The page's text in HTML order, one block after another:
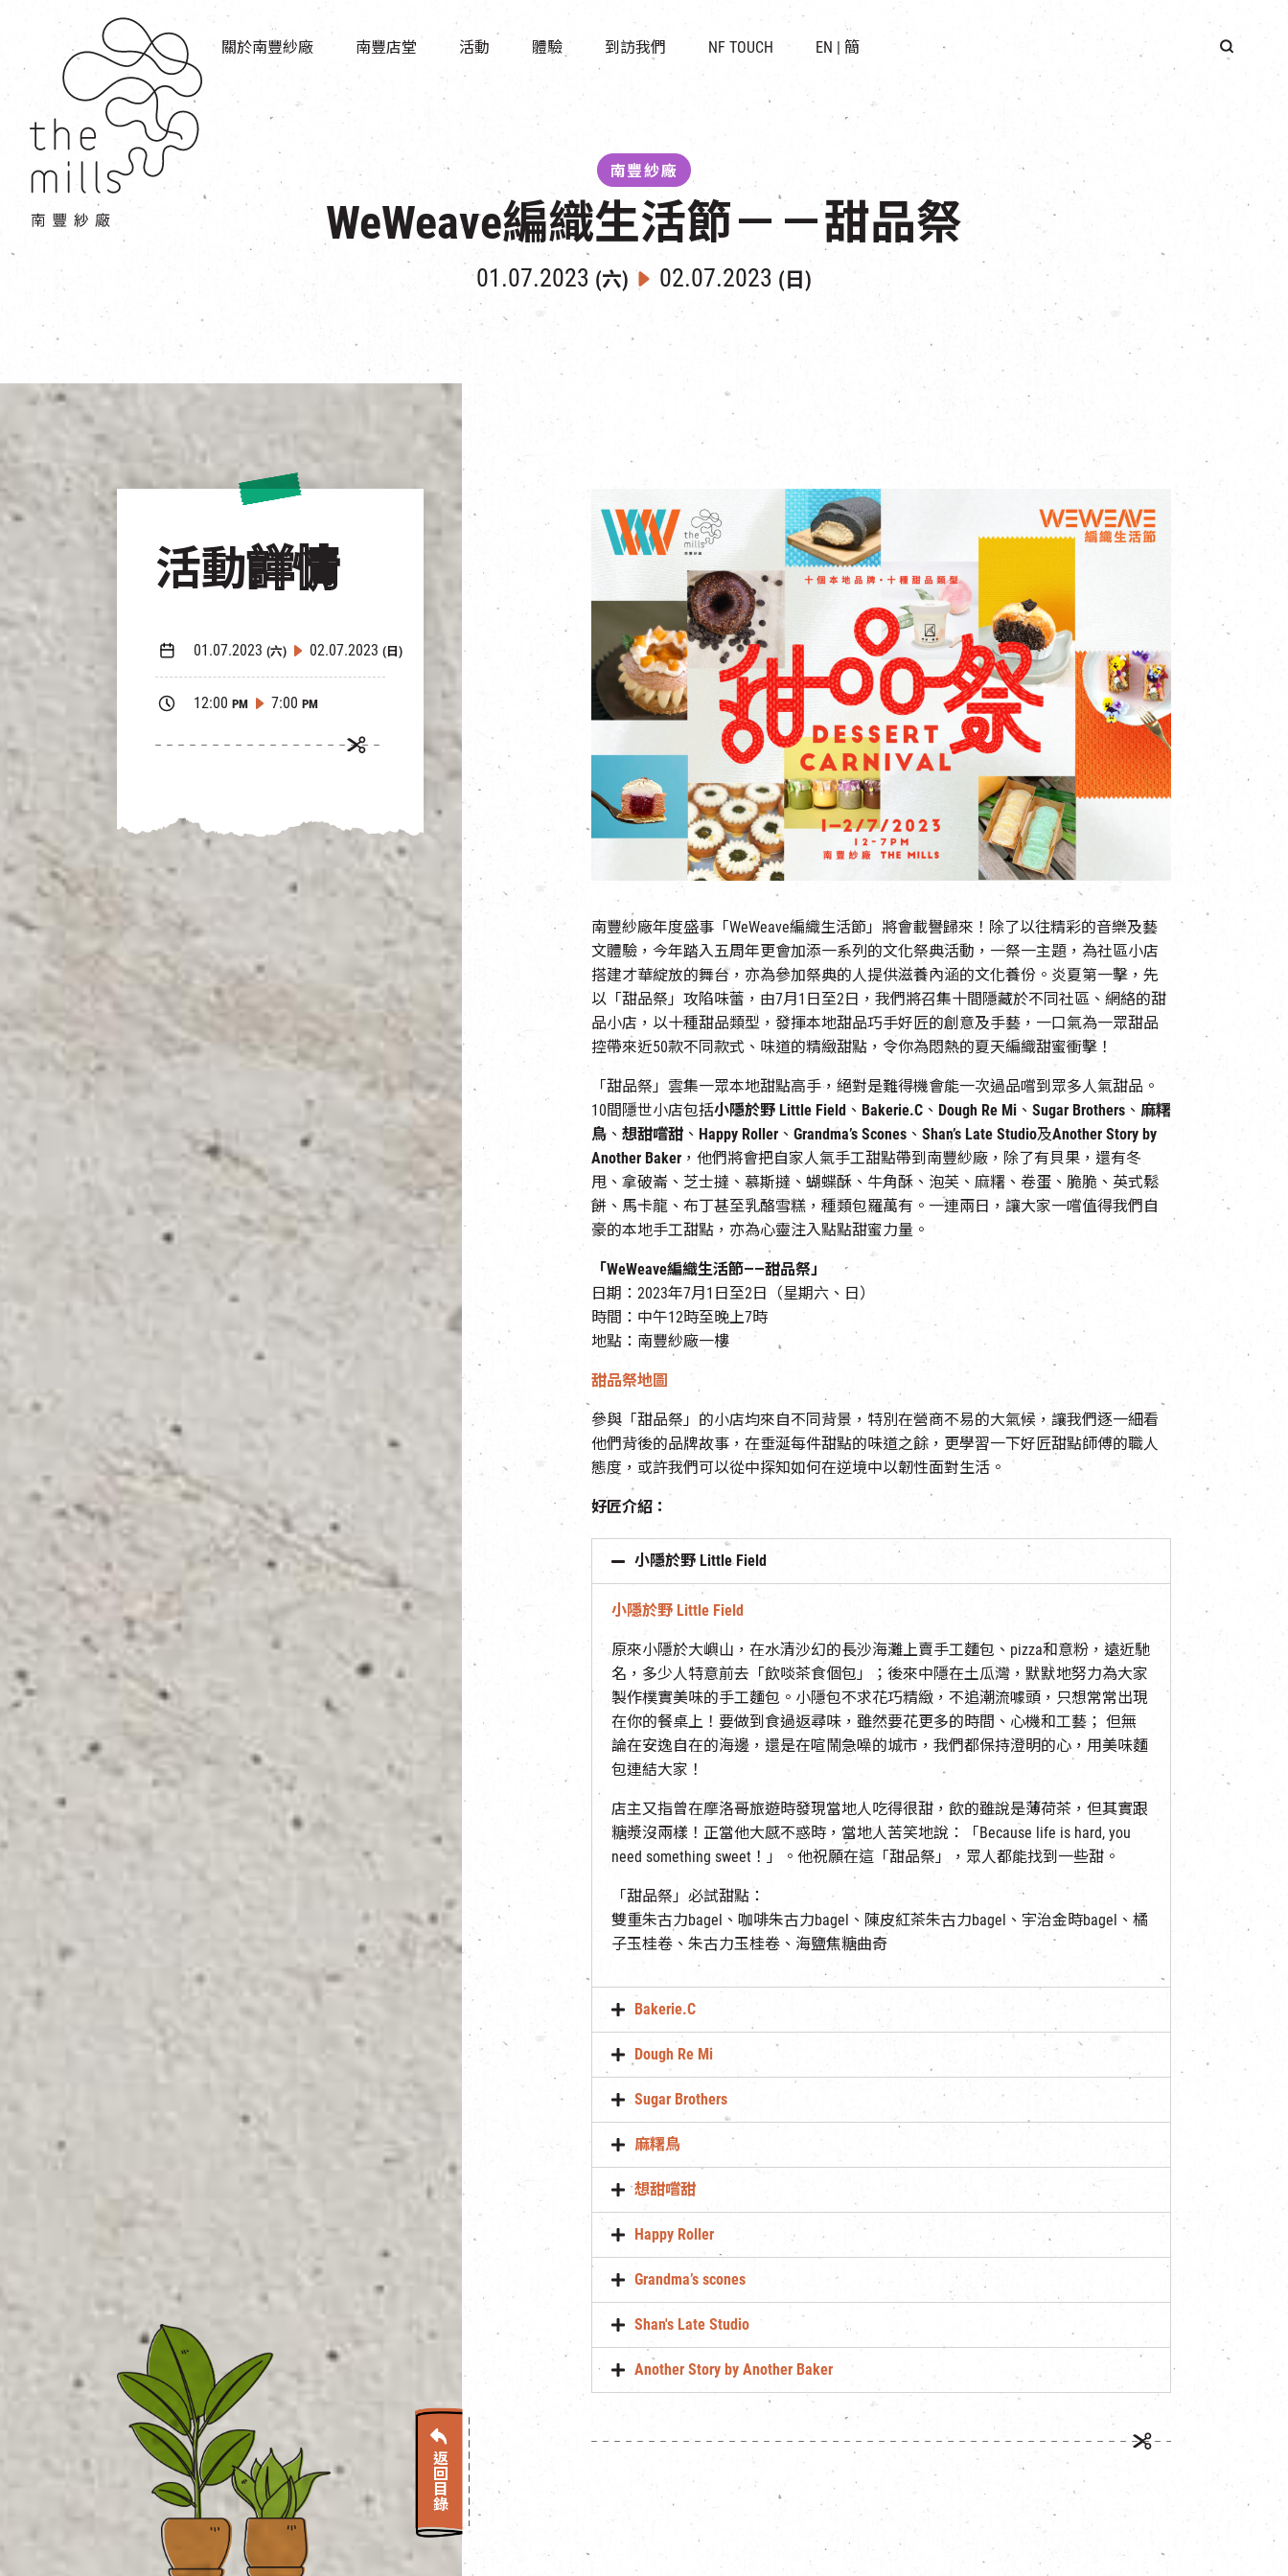
關於南豐紗廠
傳承與歷史
願景
媒體中心
南豐店堂
商店
活動
所有活動
世界之約
體驗
走進南豐紗廠
CHAT六廠
到訪我們
開放時間及位置
穿梭巴士服務
NF TOUCH EN | 簡
南豐紗廠
WeWeave編織生活節－－甜品祭
01.07.2023 (六) 02.07.2023 (日)
活動詳情
01.07.2023 (六) 02.07.2023 (日)
12:00 PM 7:00 PM
返回目錄
南豐紗廠年度盛事「WeWeave編織生活節」將會載譽歸來！除了以往精彩的音樂及藝
文體驗，今年踏入五周年更會加添一系列的文化祭典活動，一祭一主題，為社區小店
搭建才華綻放的舞台，亦為參加祭典的人提供滋養內涵的文化養份。炎夏第一擊，先
以「甜品祭」攻陷味蕾，由7月1日至2日，我們將召集十間隱藏於不同社區、網絡的甜
品小店，以十種甜品類型，發揮本地甜品巧手好匠的創意及手藝，一口氣為一眾甜品
控帶來近50款不同款式、味道的精緻甜點，令你為悶熱的夏天編織甜蜜衝擊！
「甜品祭」雲集一眾本地甜點高手，絕對是難得機會能一次過品嚐到眾多人氣甜品。
10間隱世小店包括小隱於野 Little Field 、 Bakerie.C 、 Dough Re Mi 、 Sugar Brothers 、 麻糬
鳥 、 想甜嚐甜 、 Happy Roller 、 Grandma’s Scones 、 Shan’s Late Studio及Another Story by
Another Baker ，他們將會把自家人氣手工甜點帶到南豐紗廠，除了有貝果，還有冬
甩、拿破崙、芝士撻、慕斯撻、蝴蝶酥、牛角酥、泡芙、 麻糬、卷蛋、脆脆、英式鬆
餅、馬卡龍、布丁甚至乳酪雪糕，種類包羅萬有。一連兩日，讓大家一嚐值得我們自
豪的本地手工甜點，亦為心靈注入點點甜蜜力量。
「WeWeave編織生活節——甜品祭」
日期：2023年7月1日至2日（星期六、日）
時間： 中午12時至晚上7時
地點：南豐紗廠一樓
甜品祭地圖
參與「甜品祭」 的小店均來自不同背景，特別在營商不易的大氣候，讓我們逐一細看
他們背後的品牌故事，在垂涎每件甜點的味道之餘，更學習一下好匠甜點師傅的職人
態度，或許我們可以從中探知如何在逆境中以韌性面對生活。
好匠介紹：
小隱於野 Little Field
小隱於野 Little Field
原來小隱於大嶼山，在水清沙幻的長沙海灘上賣手工麵包、pizza和意粉，遠近馳
名，多少人特意前去「飲啖茶食個包」；後來中隱在土瓜灣，默默地努力為大家
製作樸實美味的手工麵包。小隱包不求花巧精緻，不追潮流噱頭，只想常常出現
在你的餐桌上！要做到食過返尋味，雖然要花更多的時間、心機和工藝； 但無
論在安逸自在的海邊，還是在喧鬧急噪的城市，我們都保持澄明的心，用美味麵
包連結大家！
店主又指曾在摩洛哥旅遊時發現當地人吃得很甜，飲的雖說是薄荷茶，但其實跟
糖漿沒兩樣！正當他大感不惑時，當地人苦笑地說：「Because life is hard, you
need something sweet！」。他祝願在這「甜品祭」，眾人都能找到一些甜。
「甜品祭」必試甜點：
雙重朱古力bagel、咖啡朱古力bagel、陳皮紅茶朱古力bagel、宇治金時bagel、橘
子玉桂卷、朱古力玉桂卷、海鹽焦糖曲奇
Bakerie.C
Dough Re Mi
Sugar Brothers
麻糬鳥
想甜嚐甜
Happy Roller
Grandma’s scones
Shan's Late Studio
Another Story by Another Baker